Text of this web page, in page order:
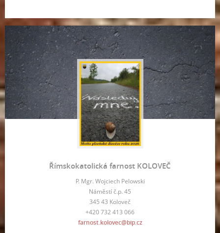
Římskokatolická farnost KOLOVEČ
P. Mgr. Wojciech Pelowski
Náměstí č.p. 45
345 43 Koloveč
+420 732 413 066
farnost.kolovec@bip.cz